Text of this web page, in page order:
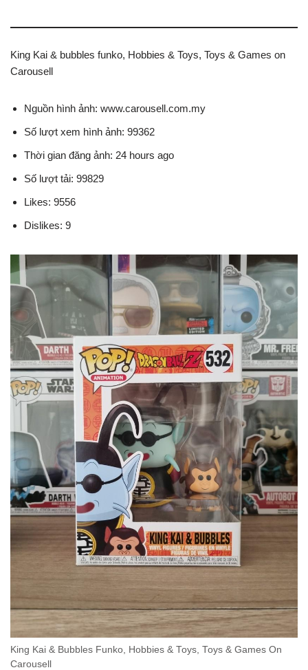
King Kai & bubbles funko, Hobbies & Toys, Toys & Games on
Carousell
Nguồn hình ảnh: www.carousell.com.my
Số lượt xem hình ảnh: 99362
Thời gian đăng ảnh: 24 hours ago
Số lượt tải: 99829
Likes: 9556
Dislikes: 9
King Kai & Bubbles Funko, Hobbies & Toys, Toys & Games On
Carousell